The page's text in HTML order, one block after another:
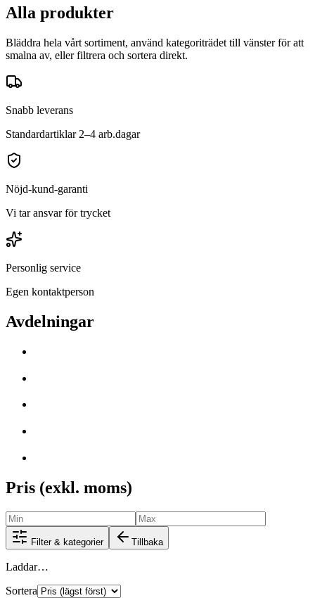
Alla produkter
Bläddra hela vårt sortiment, använd kategoriträdet till vänster för att
smalna av, eller filtrera och sortera direkt.
Snabb leverans
Standardartiklar 2–4 arb.dagar
Nöjd-kund-garanti
Vi tar ansvar för trycket
Personlig service
Egen kontaktperson
Avdelningar
Pris (exkl. moms)
Filter & kategorier Tillbaka
Laddar…
Sortera